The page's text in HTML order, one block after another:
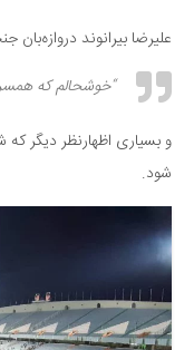
علیرضا بیرانوند
“خوشحالم که
و بسیاری اظهارنظر دیگر که
شود.